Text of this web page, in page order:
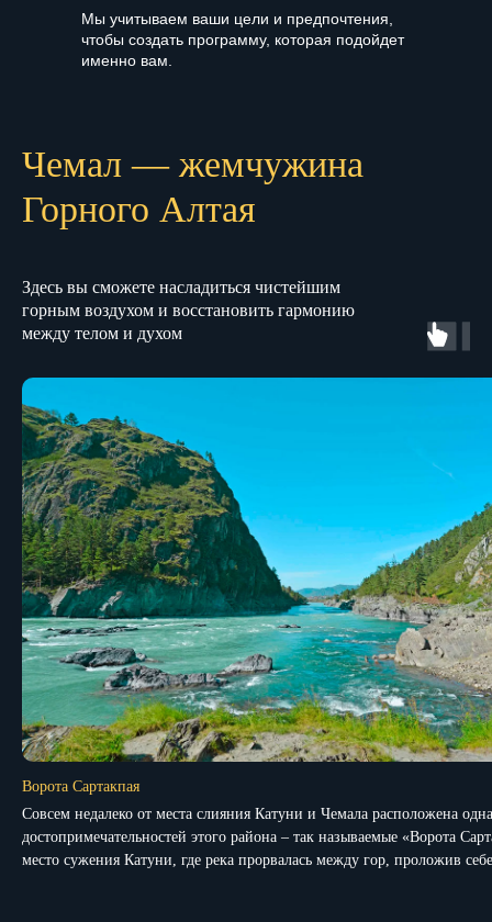
Мы учитываем ваши цели и предпочтения,
чтобы создать программу, которая подойдет
именно вам.
Чемал — жемчужина
Горного Алтая
Здесь вы сможете насладиться чистейшим
горным воздухом и восстановить гармонию
между телом и духом
Ворота Сартакпая
Совсем недалеко от места слияния Катуни и Чемала расположена
достопримечательностей этого района – так называемые «Ворота
место сужения Катуни, где река прорвалась между гор, проложив